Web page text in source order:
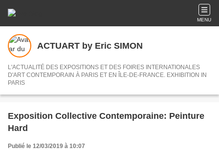
MENU
ACTUART by Eric SIMON
L'ACTUALITÉ DES EXPOSITIONS ET DES FOIRES INTERNATIONALES
D'ART CONTEMPORAIN À PARIS ET EN ÎLE-DE-FRANCE. EXHIBITION IN
PARIS
Exposition Collective Contemporaine: Peinture
Hard
Publié le 12/03/2019 à 10:07